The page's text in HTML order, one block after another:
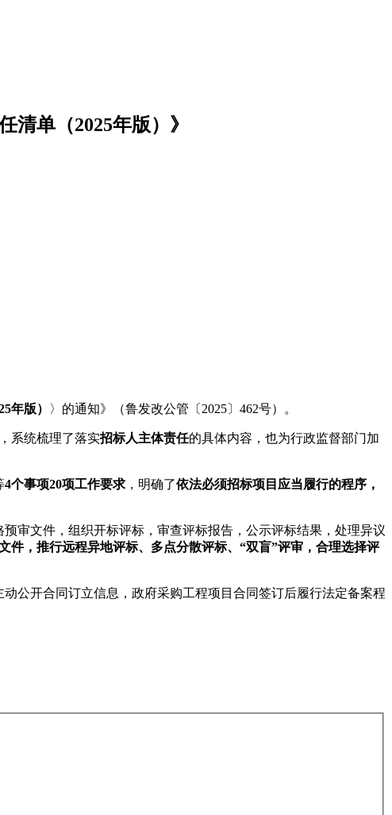
单（2025年版）》
年版） 〉的通知》（鲁发改公管〔2025〕462号）。
系统梳理了落实招标人主体责任的具体内容，也为行政监督部门加
4个事项20项工作要求 ，明确了依法必须招标项目应当履行的程序，
审文件，组织开标评标，审查评标报告，公示评标结果，处理异议
件，推行远程异地评标、多点分散评标、“双盲”评审，合理选择评
动公开合同订立信息，政府采购工程项目合同签订后履行法定备案程